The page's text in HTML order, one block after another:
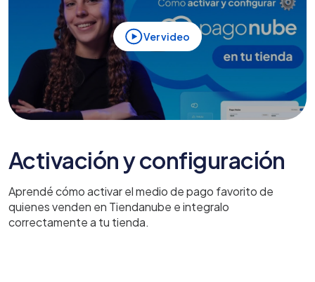
Ver video
Activación y configuración
Aprendé cómo activar el medio de pago favorito de
quienes venden en Tiendanube e integralo
correctamente a tu tienda.